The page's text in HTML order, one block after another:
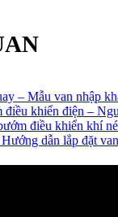
– Mẫu van nhập
điều khiển điện –
điều khiển khí
Hướng dẫn lắp đặt